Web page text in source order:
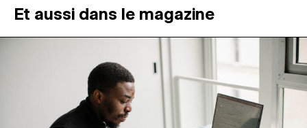
ATELIERS OUVERTS
Et aussi dans le magazine